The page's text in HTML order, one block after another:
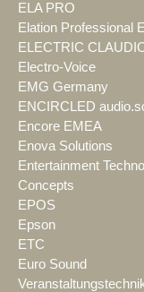
ELA PRO
Elation Professional
ELECTRIC
Electro-Voice
EMG Germany
ENCIRCLED
Encore EMEA
Enova Solutions
Entertainment
Concepts
EPOS
Epson
ETC
Euro Sound